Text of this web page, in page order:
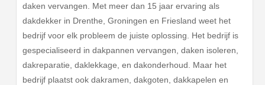
daken vervangen. Met meer dan 15 jaar ervaring als
dakdekker in Drenthe, Groningen en Friesland weet het
bedrijf voor elk probleem de juiste oplossing. Het bedrijf is
gespecialiseerd in dakpannen vervangen, daken isoleren,
dakreparatie, daklekkage, en dakonderhoud. Maar het
bedrijf plaatst ook dakramen, dakgoten, dakkapelen en